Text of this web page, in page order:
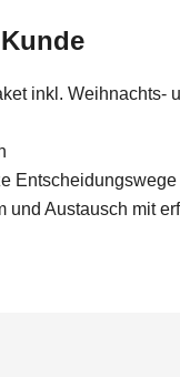
inkl. Weihnachts-
Entscheidungswege
und Austausch mit